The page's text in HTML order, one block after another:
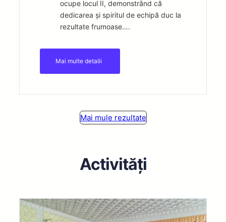
ocupe locul II, demonstrând că
dedicarea și spiritul de echipă duc la
rezultate frumoase….
Mai multe detalii
Mai mule rezultate
Activități